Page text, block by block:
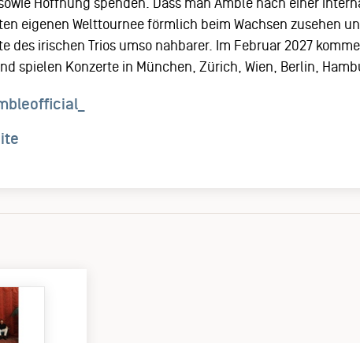
Hoffnung spenden. Dass man Amble nach einer
eigenen Welttournee förmlich beim Wachsen zusehen
des irischen Trios umso nahbarer. Im Februar 2027
spielen Konzerte in München, Zürich, Wien, Berlin,